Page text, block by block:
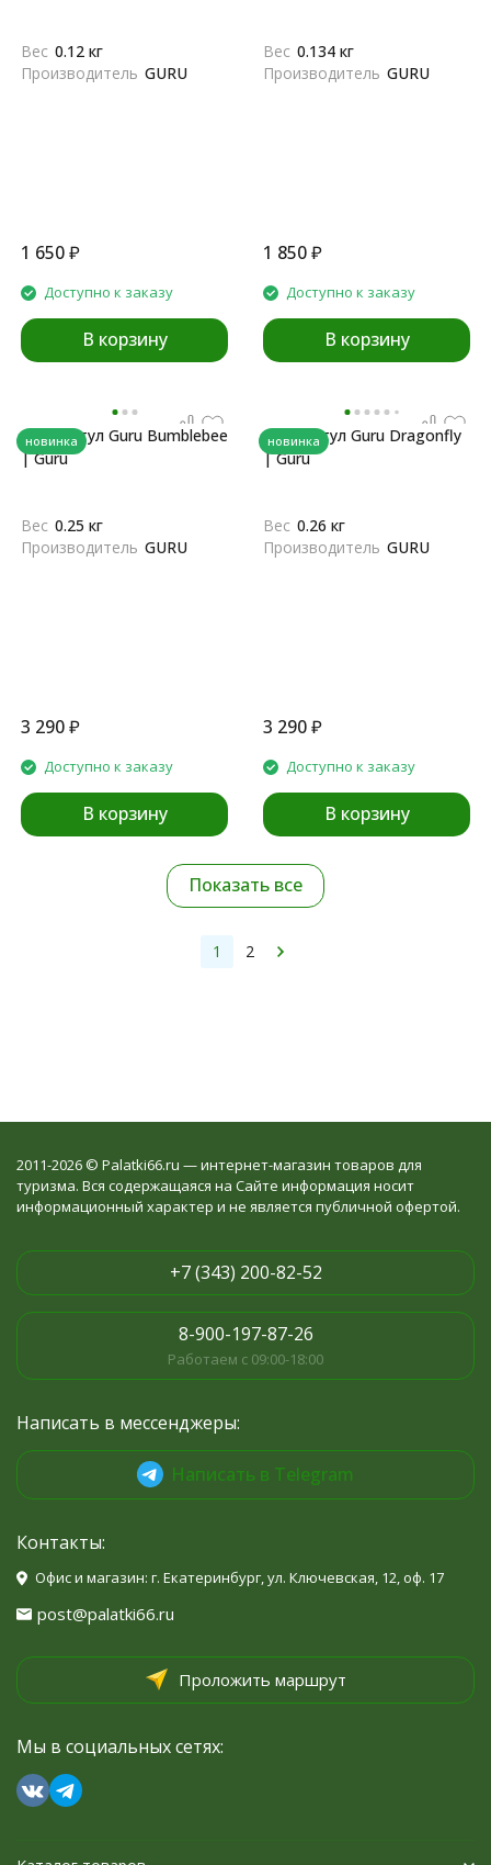
Вес 0.12 кг
Производитель GURU
1 650₽
Доступно к заказу
В корзину
Вес 0.134 кг
Производитель GURU
1 850₽
Доступно к заказу
В корзину
новинка
Мультитул Guru Bumblebee
| Guru
Вес 0.25 кг
Производитель GURU
3 290₽
Доступно к заказу
В корзину
новинка
Мультитул Guru Dragonfly
| Guru
Вес 0.26 кг
Производитель GURU
3 290₽
Доступно к заказу
В корзину
Показать все
1 2
2011-2026 © Palatki66.ru — интернет-магазин товаров для
туризма. Вся содержащаяся на Сайте информация носит
информационный характер и не является публичной офертой.
+7 (343) 200-82-52
8-900-197-87-26
Работаем с 09:00-18:00
Написать в мессенджеры:
Написать в Telegram
Контакты:
Офис и магазин: г. Екатеринбург, ул. Ключевская, 12, оф. 17
post@palatki66.ru
Проложить маршрут
Мы в социальных сетях: